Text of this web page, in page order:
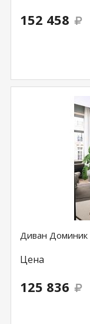
152 458
Диван Доминик
Цена
125 836